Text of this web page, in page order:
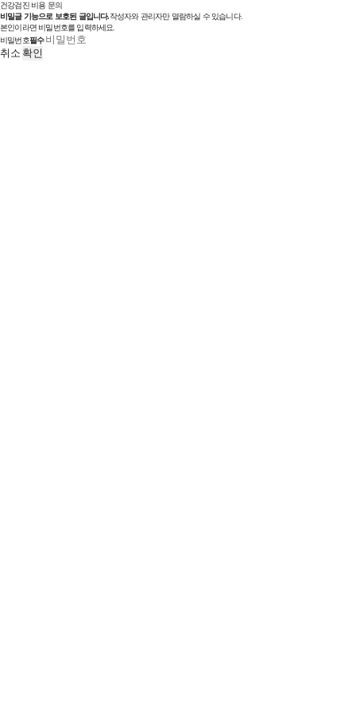
건강검진 비용 문의
비밀글 기능으로 보호된 글입니다.작성자와 관리자만 열람하실 수 있습니다.
본인이라면 비밀번호를 입력하세요.
비밀번호필수
취소